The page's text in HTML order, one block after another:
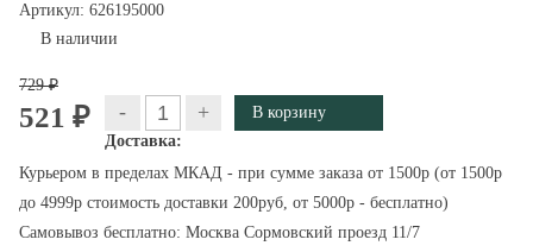
Артикул: 626195000
В наличии
729 ₽
521 ₽ - +
Доставка:
Курьером в пределах МКАД - при сумме заказа от 1500р (от 1500р
до 4999р стоимость доставки 200руб, от 5000р - бесплатно)
Самовывоз бесплатно: Москва Сормовский проезд 11/7